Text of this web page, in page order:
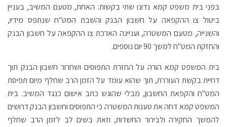
בפני בית משפט קמא נדונו שתי בקשות: האחת, מטעם המשיב, בעניין
ביטול צו ההקפאה על חשבון הבנק והשבת המט"ח שנתפס מידיו,
והשנייה, מטעם המשטרה, ועניינה הארכת צו ההקפאה על חשבון הבנק
והחזקת המט"ח למשך 90 יום נוספים.
בית המשפט קמא הורה על החזרת התפוסים ושחרור חשבון הבנק תוך
דחיית בקשת העוררת, תוך שהוא עומד על הזמן הרב שחלף מיום תפיסת
המט"ח והקפאת החשבון, מבלי שהוגש כתב אישום כנגד המשיב. בית
המשפט קמא דחה את טענות המשטרה כי התפוסים וחשבון הבנק דרושים
להמשך החקירה ולבירור החשדות, וזאת בשים לב לזמן הרב שחלף